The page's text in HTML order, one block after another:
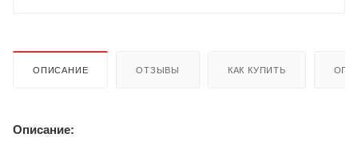
ОПИСАНИЕ ОТЗЫВЫ КАК КУПИТЬ
Описание: